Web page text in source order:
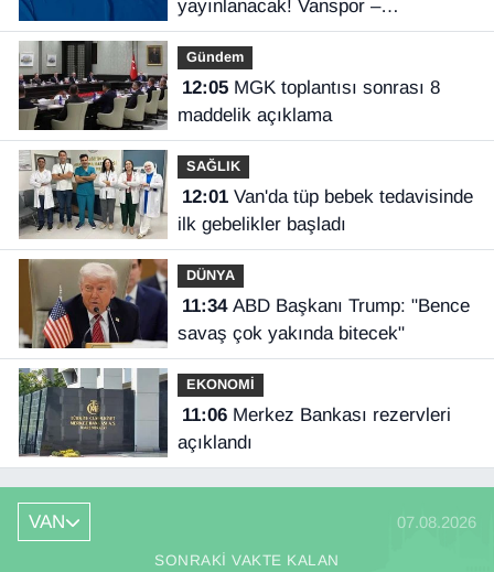
yayınlanacak! Vanspor –
Kayserispor maçı hangi kanalda,
saat kaçta?
Gündem
12:05MGK toplantısı sonrası 8
maddelik açıklama
SAĞLIK
12:01Van'da tüp bebek tedavisinde
ilk gebelikler başladı
DÜNYA
11:34ABD Başkanı Trump: "Bence
savaş çok yakında bitecek"
EKONOMİ
11:06Merkez Bankası rezervleri
açıklandı
VAN 07.08.2026
SONRAKI VAKTE KALAN